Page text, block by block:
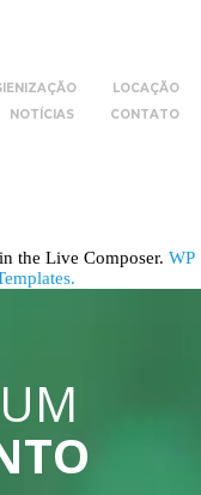
LOCAÇÃO
NOTÍCIAS CONTATO
the Live Composer. WP